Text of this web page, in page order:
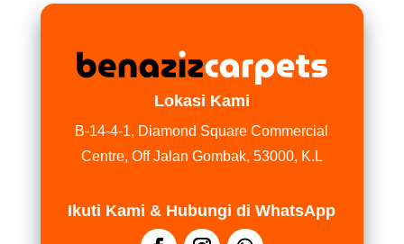
Lokasi Kami
B-14-4-1, Diamond Square Commercial
Centre, Off Jalan Gombak, 53000, K.L
Ikuti Kami & Hubungi di WhatsApp